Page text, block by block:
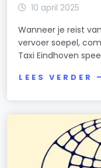
10 april 2025
Wanneer je reist
vervoer soepel,
Taxi Eindhoven
LEES VERDER